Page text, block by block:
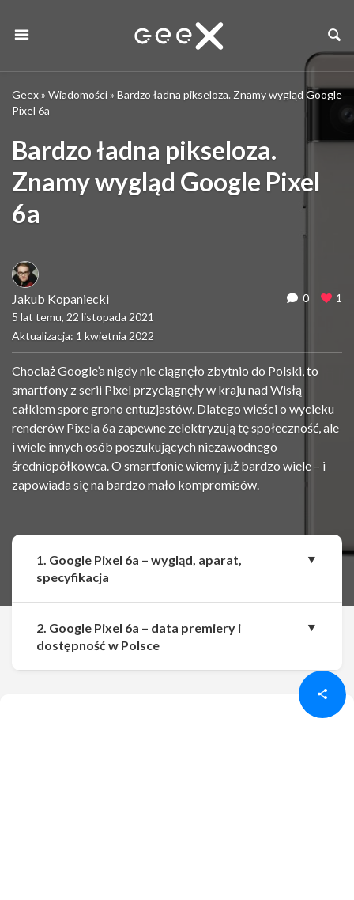
Geex» Wiadomości» Bardzo ładna pikseloza. Znamy wygląd Google
Pixel 6a
Bardzo ładna pikseloza.
Znamy wygląd Google Pixel
6a
Jakub Kopaniecki
5 lat temu, 22 listopada 2021
Aktualizacja: 1 kwietnia 2022
0 1
Chociaż Google’a nigdy nie ciągnęło zbytnio do Polski, to
smartfony z serii Pixel przyciągnęły w kraju nad Wisłą
całkiem spore grono entuzjastów. Dlatego wieści o wycieku
renderów Pixela 6a zapewne zelektryzują tę społeczność, ale
i wiele innych osób poszukujących niezawodnego
średniopółkowca. O smartfonie wiemy już bardzo wiele – i
zapowiada się na bardzo mało kompromisów.
Udostępnij
1. Google Pixel 6a – wygląd, aparat,
specyfikacja
2. Google Pixel 6a – data premiery i
dostępność w Polsce